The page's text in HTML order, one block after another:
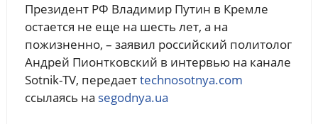
Президент РФ Владимир Путин в Кремле
остается не еще на шесть лет, а на
пожизненно, – заявил российский политолог
Андрей Пионтковский в интервью на канале
Sotnik-TV, передаетtechnosotnya.com
ссылаясь на segodnya.ua